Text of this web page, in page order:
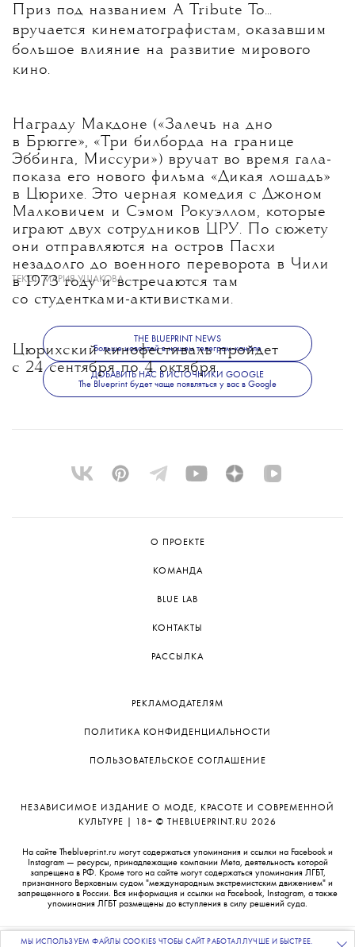
ПОДПИСЫВАЙТЕСЬНА НАШУ ВЕЧЕРНЮЮ РАССЫЛКУ
Приз под названием A Tribute To...
вручается кинематографистам, оказавшим
большое влияние на развитие мирового
кино.
Награду Макдоне («Залечь на дно
в Брюгге», «Три билборда на границе
Эббинга, Миссури») вручат во время гала-
показа его нового фильма «Дикая лошадь»
в Цюрихе. Это черная комедия с Джоном
Малковичем и Сэмом Рокуэллом, которые
играют двух сотрудников ЦРУ. По сюжету
они отправляются на остров Пасхи
незадолго до военного переворота в Чили
в 1973 году и встречаются там
со студентками-активистками.
Цюрихский кинофестиваль пройдет
с 24 сентября по 4 октября.
ТЕКСТ:МАРИЯ УШАКОВА
THE BLUEPRINT NEWS
Больше новостей в нашем телеграм-канале
ДОБАВИТЬ НАС В ИСТОЧНИКИ GOOGLE
The Blueprint будет чаще появляться у вас в Google
О ПРОЕКТЕ
КОМАНДА
BLUE LAB
КОНТАКТЫ
РАССЫЛКА
РЕКЛАМОДАТЕЛЯМ
ПОЛИТИКА КОНФИДЕНЦИАЛЬНОСТИ
ПОЛЬЗОВАТЕЛЬСКОЕ СОГЛАШЕНИЕ
НЕЗАВИСИМОЕ ИЗДАНИЕ О МОДЕ, КРАСОТЕ И СОВРЕМЕННОЙ
КУЛЬТУРЕ | 18+ © THEBLUEPRINT.RU 2026
На сайте Theblueprint.ru могут содержаться упоминания и ссылки на Facebook и
Instagram — ресурсы, принадлежащие компании Meta, деятельность которой
запрещена в РФ. Кроме того на сайте могут содержаться упоминания ЛГБТ,
признанного Верховным судом "международным экстремистским движением" и
запрещенного в России. Вся информация и ссылки на Facebook, Instagram, а также
упоминания ЛГБТ размещены до вступления в силу решений суда.
МЫ ИСПОЛЬЗУЕМ ФАЙЛЫ COOKIES ЧТОБЫ САЙТ РАБОТАЛ ЛУЧШЕ И БЫСТРЕЕ.